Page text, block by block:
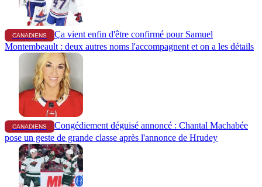
CANADIENS
Ça vient enfin d'être confirmé pour Samuel
Montembeault : deux autres noms l'accompagnent et on a les détails
CANADIENS
Congédiement déguisé annoncé : Chantal Machabée
pose un geste de grande classe après l'annonce de Hrudey